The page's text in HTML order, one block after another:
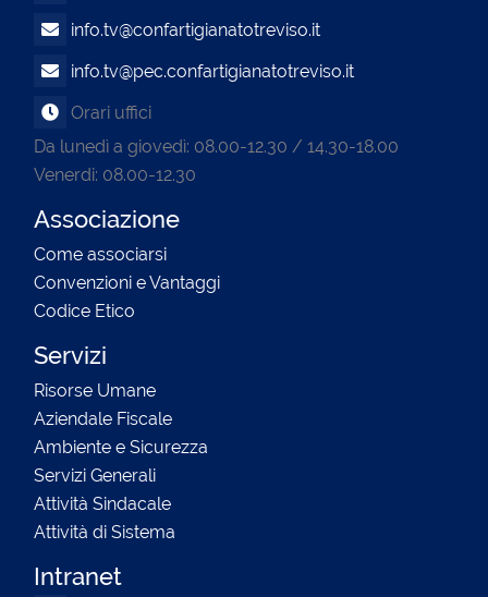
info.tv@confartigianatotreviso.it
info.tv@pec.confartigianatotreviso.it
Orari uffici
Da lunedì a giovedì: 08.00-12.30 / 14.30-18.00
Venerdi: 08.00-12.30
Associazione
Come associarsi
Convenzioni e Vantaggi
Codice Etico
Servizi
Risorse Umane
Aziendale Fiscale
Ambiente e Sicurezza
Servizi Generali
Attività Sindacale
Attività di Sistema
Intranet